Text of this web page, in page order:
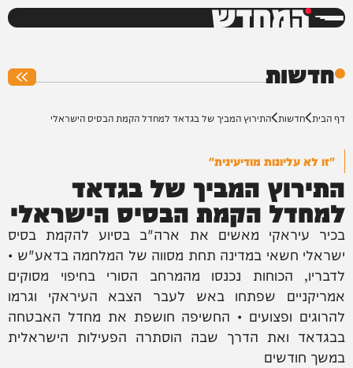
המחדש
חדשות
דף הבית חדשות התירוץ המביך של בגדאד למחדל הקמת הבסיס הישראלי
"זו לא עליונות מודיעינית"
התירוץ המביך של בגדאד
למחדל הקמת הבסיס הישראלי
בכיר עיראקי מאשים את ארה"ב בסיוע להקמת בסיס
ישראלי חשאי במדינה תחת מסווה של המלחמה בדאע"ש •
לדבריו, הכוחות נכנסו מהמרחב הסורי בחיפוי מסוקים
אמריקניים שפתחו באש לעבר הצבא העיראקי וגרמו
להרוגים ופצועים • החשיפה חושפת את מחדל האבטחה
בבגדאד ואת הדרך שבה הוסתרה הפעילות הישראלית
במשך חודשים